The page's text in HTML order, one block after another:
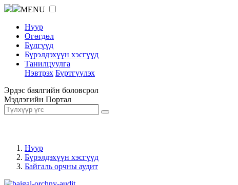
MENU
Нүүр
Өгөгдөл
Бүлгүүд
Бүрэлдэхүүн хэсгүүд
Танилцуулга
Нэвтрэх Бүртгүүлэх
Эрдэс баялгийн боловсрол
Мэдлэгийн Портал
Нүүр
Бүрэлдэхүүн хэсгүүд
Байгаль орчны аудит